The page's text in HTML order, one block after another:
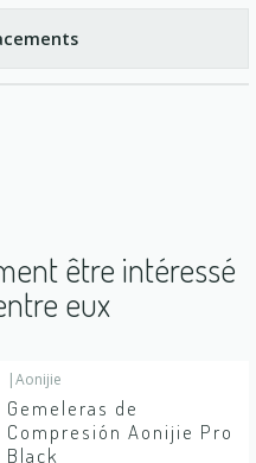
être intéressé
eux
-25%
|Aonijie
Gemeleras de
Compresión Aonijie Pro
Black